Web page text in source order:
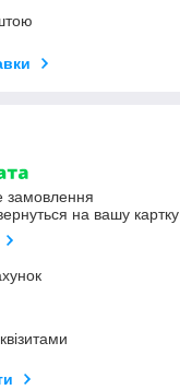
замовлення
на вашу картку